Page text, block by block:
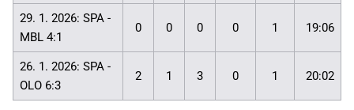
29. 1. 2026: SPA -
MBL 4:1
0 0 0 0 1 19:06
26. 1. 2026: SPA -
OLO 6:3
2 1 3 0 1 20:02